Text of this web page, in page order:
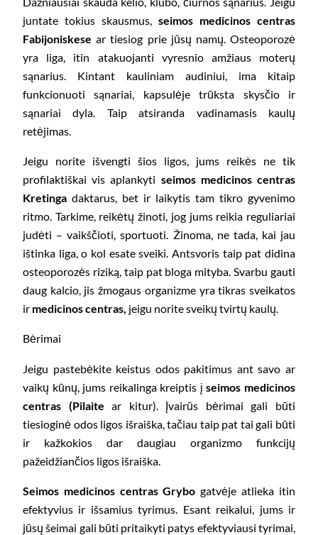
juntate tokius skausmus, seimos medicinos centras
Fabijoniskese ar tiesiog prie jūsų namų. Osteoporozė
yra liga, itin atakuojanti vyresnio amžiaus moterų
sąnarius. Kintant kauliniam audiniui, ima kitaip
funkcionuoti sąnariai, kapsulėje trūksta skysčio ir
sąnariai dyla. Taip atsiranda vadinamasis kaulų
retėjimas.
Jeigu norite išvengti šios ligos, jums reikės ne tik
profilaktiškai vis aplankyti seimos medicinos centras
Kretinga daktarus, bet ir laikytis tam tikro gyvenimo
ritmo. Tarkime, reikėtų žinoti, jog jums reikia reguliariai
judėti – vaikščioti, sportuoti. Žinoma, ne tada, kai jau
ištinka liga, o kol esate sveiki. Antsvoris taip pat didina
osteoporozės riziką, taip pat bloga mityba. Svarbu gauti
daug kalcio, jis žmogaus organizme yra tikras sveikatos
ir medicinos centras, jeigu norite sveikų tvirtų kaulų.
Bėrimai
Jeigu pastebėkite keistus odos pakitimus ant savo ar
vaikų kūnų, jums reikalinga kreiptis įseimos medicinos
centras (Pilaite ar kitur). Įvairūs bėrimai gali būti
tiesioginė odos ligos išraiška, tačiau taip pat tai gali būti
ir kažkokios dar daugiau organizmo funkcijų
pažeidžiančios ligos išraiška.
Seimos medicinos centras Grybogatvėje atlieka itin
efektyvius ir išsamius tyrimus. Esant reikalui, jums ir
jūsų šeimai gali būti pritaikyti patys efektyviausi tyrimai,